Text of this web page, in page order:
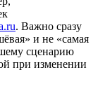
. Важно сразу
и не «самая
сценарию
при изменении